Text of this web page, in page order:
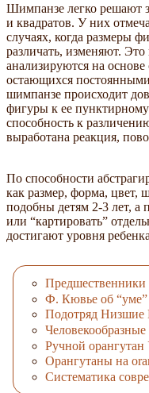
Шимпанзе легко решают
и квадратов. У них
случаях, когда размеры
различать, изменяют.
анализируются на
остающихся
шимпанзе происходит
фигуры к ее
способность к
выработана реакция,
По способности
как размер, форма, цвет,
подобны детям 2-3 лет, а
или “картировать”
достигают уровня
Предшественники
Ф. Кювье об
Подотряд Низшие
Ручной
Орангутаны на
Систематика